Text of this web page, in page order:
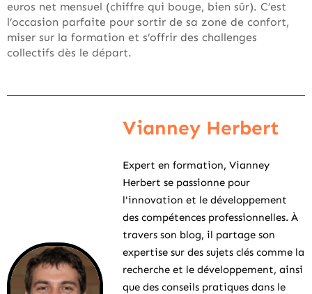
euros net mensuel (chiffre qui bouge, bien sûr). C’est
l’occasion parfaite pour sortir de sa zone de confort,
miser sur la formation et s’offrir des challenges
collectifs dès le départ.
Vianney Herbert
Expert en formation, Vianney
Herbert se passionne pour
l'innovation et le développement
des compétences professionnelles. À
travers son blog, il partage son
expertise sur des sujets clés comme la
recherche et le développement, ainsi
que des conseils pratiques dans le